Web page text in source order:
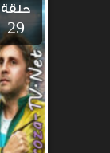
حلقة
29